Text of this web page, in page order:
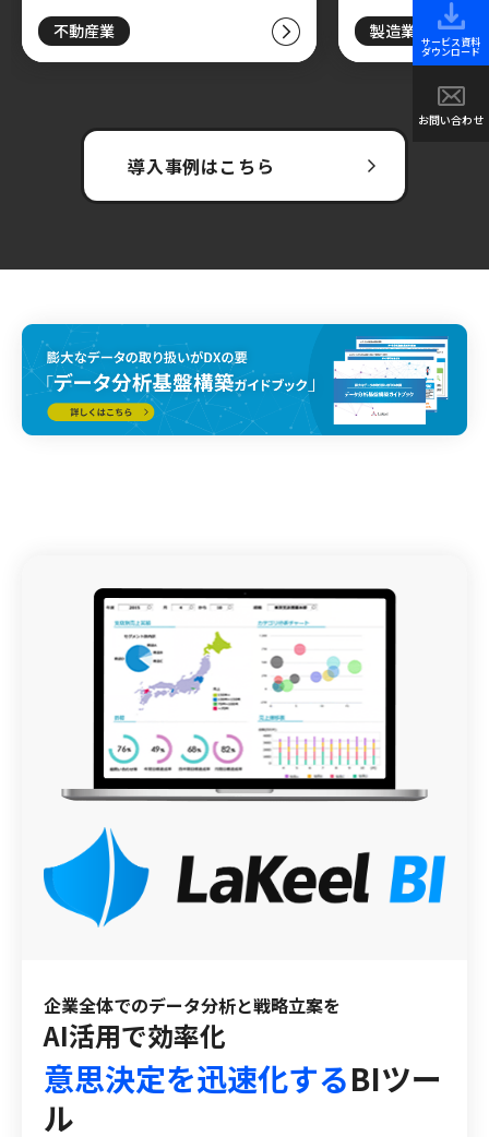
サービス資料
ダウンロード
お問い合わせ
不動産業 製造業
導入事例はこちら
企業全体でのデータ分析と戦略立案を
AI活用で効率化
意思決定を迅速化するBIツー
ル